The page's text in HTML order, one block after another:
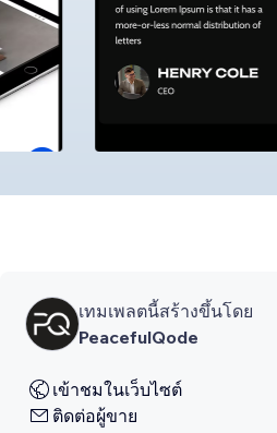
เทมเพลตนี้สร้างขึ้นโดย
PeacefulQode
เข้าชมในเว็บไซต์
ติดต่อผู้ขาย